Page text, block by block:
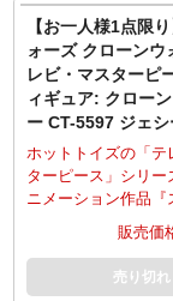
スター・ライフル、
ー・ピストル、装
ク付きヘルメット、
ボトル、クレジット
着袋、多彩な差し替
パーツ、そして床面
た特別仕様の台座も
※こちらの商品はお
でのご予約・注文と
予約、同住所での
が確認されましたら
とさせていただきま
形。2本角のヘルメ
「LOKI」のバッジ
ケット、ベストとネ
ンツなど、質感やデ
こだわり、細部に至
な仕上がり。荒廃し
き延びてきた、汚れ
ウェザリング加工で
ーナイフ2本、口が
ィケイン型の杖、
え用ハンドパーツ、
ドが付く特別仕様の
【お一人様1点限
ォーズ クローンウ
レビ・マスターピ
ィギュア: クロー
ー CT-5597 ジ
ホットトイズの「テ
ターピース」シリー
ニメーション作品『
ーズ クローンウォ
ローントルーパー
「ジェシー」こと
インナップ。30箇所
販売価
売り切れ